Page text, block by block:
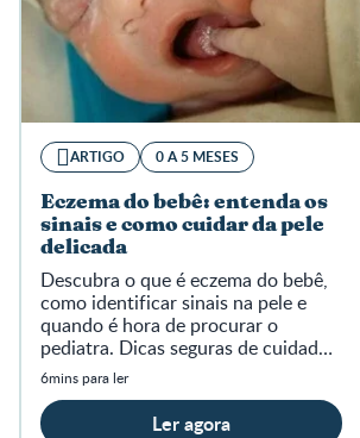
ARTIGO 0 A 5 MESES
Eczema do bebê: entenda os
sinais e como cuidar da pele
delicada
Descubra o que é eczema do bebê,
como identificar sinais na pele e
quando é hora de procurar o
pediatra. Dicas seguras de cuidado
para pele sensível.
6mins para ler
Ler agora